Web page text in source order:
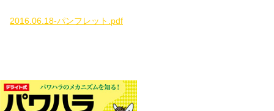
2016.06.18-パンフレット.pdf